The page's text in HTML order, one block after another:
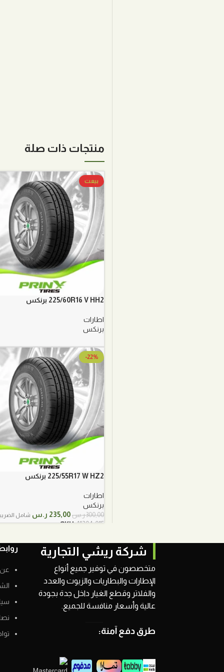
منتجات ذات صلة
بيعت
225/60R16 V HH2 برنكس
اطارات
برنكس
-22%
225/55R17 W HZ2 برنكس
اطارات
برنكس
300,00ر.س السعر
الأصلي
300,00 ر.س.
235,00 ر.س السعر
الحالي
235,00 ر.س.
شامل
SKU:11204-015
شركة ريشي التجارية
متخصصون في توفير جميع أنواع
الإطارات والبطاريات والزيوت والعدد
والفلاتر وقطع الغيار داخل جدة بجودة
عالية وأسعار منافسة للجميع.
طرق دفع آمنة:
عن